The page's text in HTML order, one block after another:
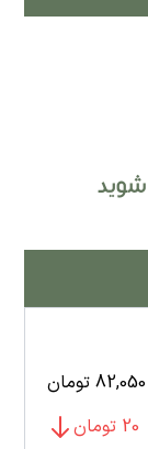
شوید
82,050 تومان
20 تومان